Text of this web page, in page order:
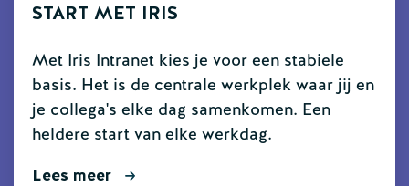
START MET IRIS
Met Iris Intranet kies je voor een stabiele
basis. Het is de centrale werkplek waar jij en
je collega's elke dag samenkomen. Een
heldere start van elke werkdag.
Lees meer